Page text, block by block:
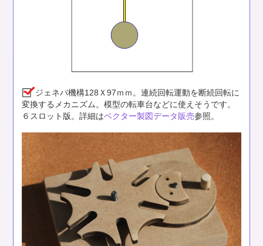
ジェネバ機構128Ｘ97ｍｍ。連続回転運動を断続回転に
変換するメカニズム。模型の転車台などに使えそうです。
６スロット版。詳細はベクター製図データ販売参照。